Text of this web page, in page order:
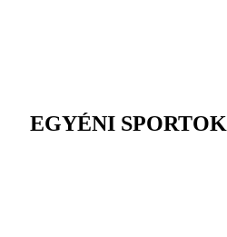
EGYÉNI SPORTOK